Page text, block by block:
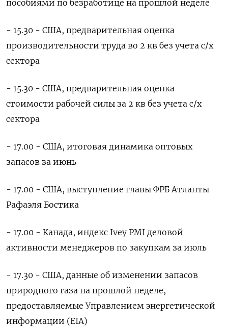
пособиями по безработице на прошлой неделе
- 15.30 - США, предварительная оценка
производительности труда во 2 кв без учета с/х
сектора
- 15.30 - США, предварительная оценка
стоимости рабочей силы за 2 кв без учета с/х
сектора
- 17.00 - США, итоговая динамика оптовых
запасов за июнь
- 17.00 - США, выступление главы ФРБ Атланты
Рафаэля Бостика
- 17.00 - Канада, индекс Ivey PMI деловой
активности менеджеров по закупкам за июль
- 17.30 - США, данные об изменении запасов
природного газа на прошлой неделе,
предоставляемые Управлением энергетической
информации (EIA)